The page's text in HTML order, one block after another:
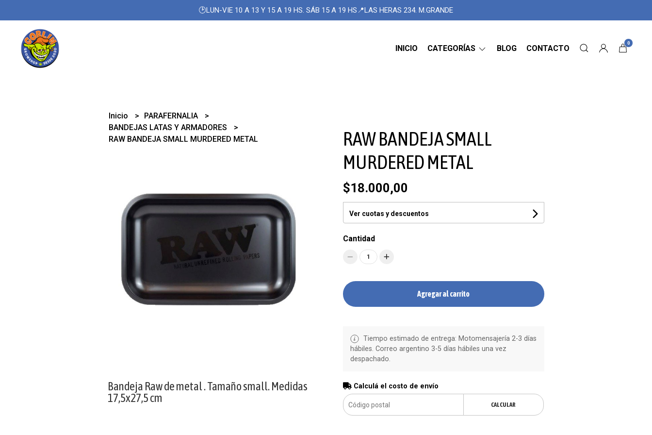
🕑LUN-VIE 10 A 13 Y 15 A 19 HS. SÁB 15 A 19 HS📍LAS HERAS 234. M.GRANDE
INICIO CATEGORÍAS BLOG CONTACTO
0
Inicio
PARAFERNALIA
BANDEJAS LATAS Y ARMADORES
RAW BANDEJA SMALL MURDERED METAL
Bandeja Raw de metal . Tamaño small. Medidas
17,5x27,5 cm
RAW BANDEJA SMALL
MURDERED METAL
$18.000,00
Ver cuotas y descuentos
Cantidad
1
Agregar al carrito
Tiempo estimado de entrega: Motomensajería 2-3 días
hábiles. Correo argentino 3-5 días hábiles una vez
despachado.
Calculá el costo de envío
CALCULAR